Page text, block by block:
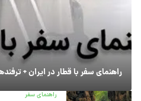
راهنمای سفر با قطار در ایران +
راهنمای سفر